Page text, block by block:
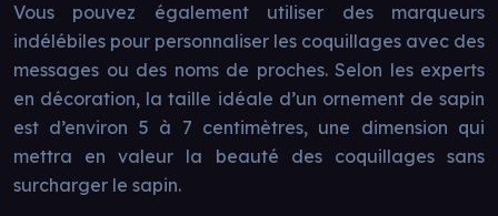
Vous pouvez également utiliser des marqueurs
indélébiles pour personnaliser les coquillages avec des
messages ou des noms de proches. Selon les experts
en décoration, la taille idéale d’un ornement de sapin
est d’environ 5 à 7 centimètres, une dimension qui
mettra en valeur la beauté des coquillages sans
surcharger le sapin.